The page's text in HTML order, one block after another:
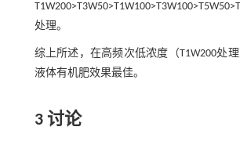
处理。
综上所述，在高频次低浓度（T1W200处
液体有机肥效果最佳。
3 讨论